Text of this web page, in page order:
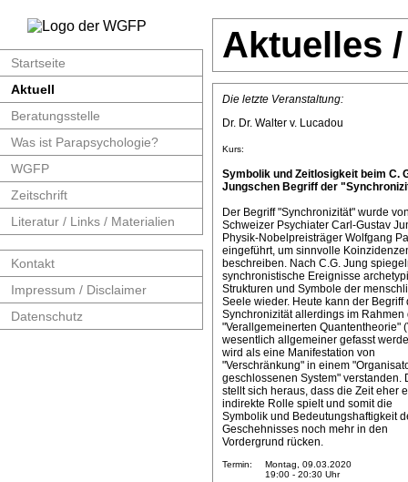
Startseite
Aktuell
Beratungsstelle
Was ist Parapsychologie?
WGFP
Zeitschrift
Literatur / Links / Materialien
Kontakt
Impressum / Disclaimer
Datenschutz
Aktuelles
Die letzte Veranstaltung:
Dr. Dr. Walter v. Lucadou
Kurs:
Symbolik und Zeitlosigkeit beim C.
Jungschen Begriff der
Der Begriff "Synchronizität" wurde
Schweizer Psychiater Carl-Gustav
Physik-Nobelpreisträger Wolfgang
eingeführt, um sinnvolle
beschreiben. Nach C.G. Jung
synchronistische Ereignisse
Strukturen und Symbole der
Seele wieder. Heute kann der Begriff
Synchronizität allerdings im Rahmen
"Verallgemeinerten Quantentheorie"
wesentlich allgemeiner gefasst
wird als eine Manifestation von
"Verschränkung" in einem
geschlossenen System" verstanden.
stellt sich heraus, dass die Zeit eher
indirekte Rolle spielt und somit die
Symbolik und Bedeutungshaftigkeit
Geschehnisses noch mehr in den
Vordergrund rücken.
Termin:
Montag, 09.03.2020
19:00 - 20:30 Uhr